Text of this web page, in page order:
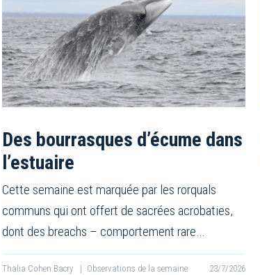
Des bourrasques d’écume dans
l’estuaire
Cette semaine est marquée par les rorquals
communs qui ont offert de sacrées acrobaties,
dont des breachs – comportement rare…
Thalia Cohen Bacry | Observations de la semaine 23/7/2026